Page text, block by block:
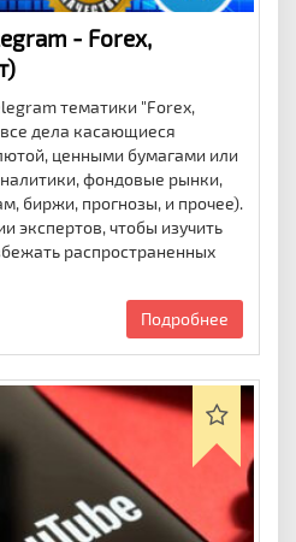
- Forex,
тематики "Forex,
дела касающиеся
ценными бумагами или
фондовые рынки,
биржи, прогнозы, и прочее).
экспертов, чтобы изучить
распространенных
Подробнее